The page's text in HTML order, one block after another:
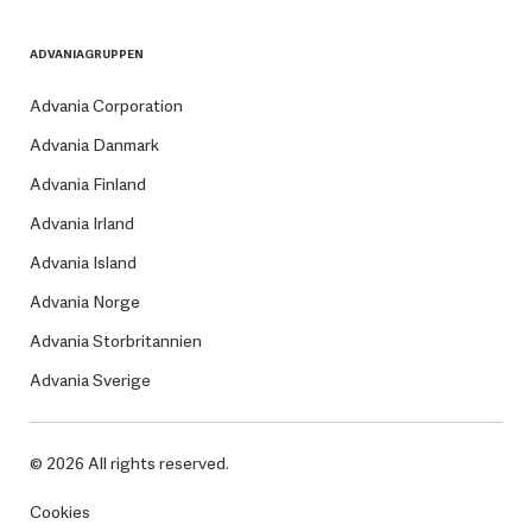
ADVANIAGRUPPEN
Advania Corporation
Advania Danmark
Advania Finland
Advania Irland
Advania Island
Advania Norge
Advania Storbritannien
Advania Sverige
© 2026 All rights reserved.
Cookies